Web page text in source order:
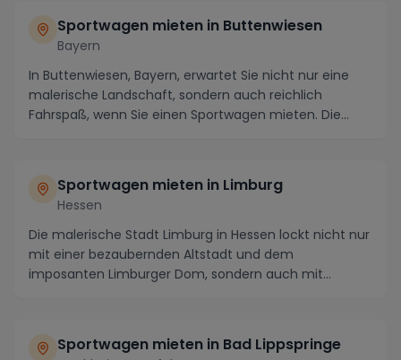
Sportwagen mieten in Buttenwiesen
Bayern
In Buttenwiesen, Bayern, erwartet Sie nicht nur eine
malerische Landschaft, sondern auch reichlich
Fahrspaß, wenn Sie einen Sportwagen mieten. Die
Sportwagen mieten in Limburg
Hessen
Die malerische Stadt Limburg in Hessen lockt nicht nur
mit einer bezaubernden Altstadt und dem
imposanten Limburger Dom, sondern auch mit
Sportwagen mieten in Bad Lippspringe